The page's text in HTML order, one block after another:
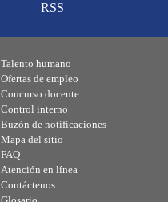
RSS
Talento humano
Ofertas de empleo
Concurso docente
Control interno
Buzón de notificaciones
Mapa del sitio
FAQ
Atención en línea
Contáctenos